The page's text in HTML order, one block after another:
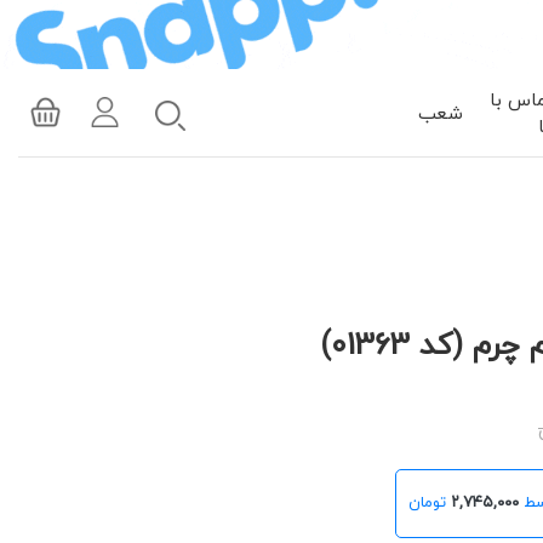
با
شعب
01363)
۲,۷۴۵,۰۰۰ تومان